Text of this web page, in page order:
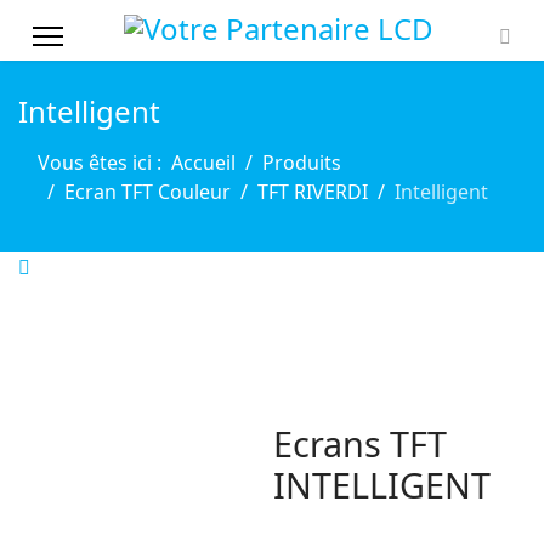
Intelligent
Vous êtes ici : Accueil
Produits
Ecran TFT Couleur
TFT RIVERDI Intelligent
Ecrans TFT
INTELLIGENT